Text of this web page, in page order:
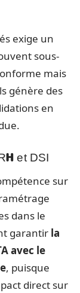
exige un
sous-
mais
génère des
en
et DSI
sur
dans le
garantir la
avec le
, puisque
direct sur